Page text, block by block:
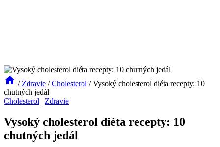
/ Zdravie / Cholesterol / Vysoký cholesterol diéta recepty: 10
chutných jedál
Cholesterol | Zdravie
Vysoký cholesterol diéta recepty: 10
chutných jedál